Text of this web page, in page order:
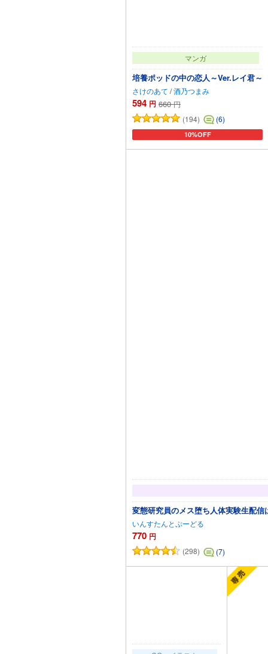
マンガ
培養ポッドの中の恋人～Ver.レイ君～
さけのあて /酒乃つまみ
594 円 660 円
(194)
(6)
10%OFF
カートに追加
変態研究員のメス堕ち人体実験生配
いんすたんとぷーどる
770 円
(298) (7)